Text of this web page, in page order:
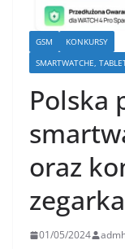
GSM
KONKURSY
SMARTWATCHE,
Polska
oraz
01/05/2024